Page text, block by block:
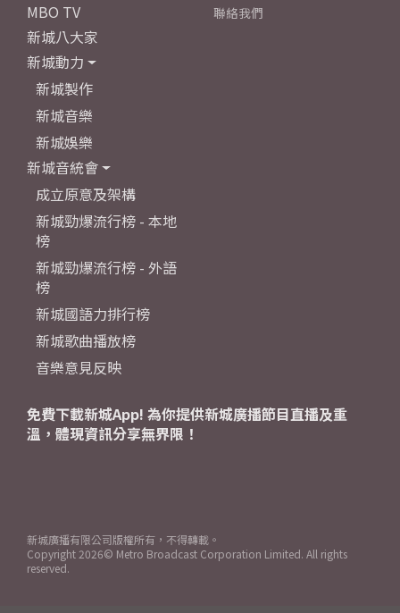
MBO TV
新城八大家
新城動力
新城製作
新城音樂
新城娛樂
新城音統會
成立原意及架構
新城勁爆流行榜 - 本地
榜
新城勁爆流行榜 - 外語
榜
新城國語力排行榜
新城歌曲播放榜
音樂意見反映
聯絡我們
免費下載新城App! 為你提供新城廣播節目直播及重
溫，體現資訊分享無界限！
新城廣播有限公司版權所有，不得轉載。
Copyright 2026© Metro Broadcast Corporation Limited. All rights
reserved.